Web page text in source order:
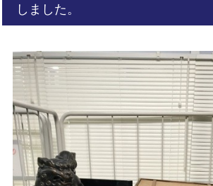
しました。